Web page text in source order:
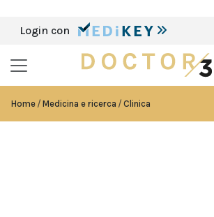
Login con
Home Medicina e ricerca Clinica